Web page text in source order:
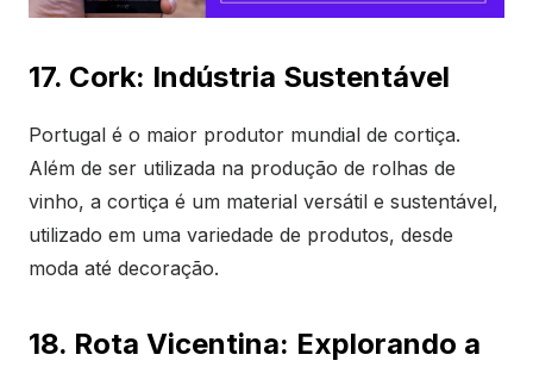
17. Cork: Indústria Sustentável
Portugal é o maior produtor mundial de cortiça.
Além de ser utilizada na produção de rolhas de
vinho, a cortiça é um material versátil e sustentável,
utilizado em uma variedade de produtos, desde
moda até decoração.
18. Rota Vicentina: Explorando a